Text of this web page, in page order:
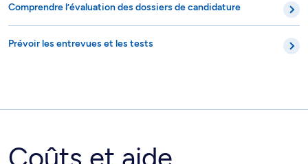
Comprendre l’évaluation des dossiers de candidature
Prévoir les entrevues et les tests